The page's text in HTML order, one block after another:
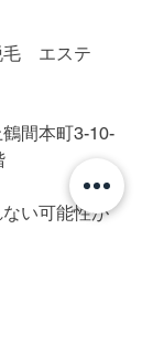
毛　エステ
間本町3-10-
い可能性が